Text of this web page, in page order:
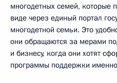
многодетных семей, которые
виде через единый портал
многодетной семьи. Это
они обращаются за мерами
и бизнесу, когда они хотят
программы поддержки